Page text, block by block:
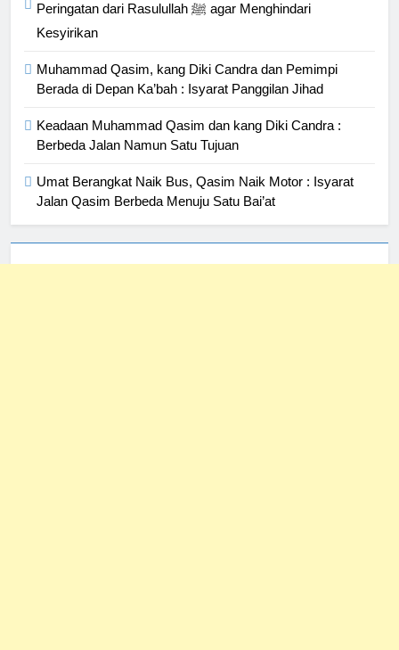
Peringatan dari Rasulullah ﷺ agar Menghindari
Kesyirikan
Muhammad Qasim, kang Diki Candra dan Pemimpi
Berada di Depan Ka’bah : Isyarat Panggilan Jihad
Keadaan Muhammad Qasim dan kang Diki Candra :
Berbeda Jalan Namun Satu Tujuan
Umat Berangkat Naik Bus, Qasim Naik Motor : Isyarat
Jalan Qasim Berbeda Menuju Satu Bai’at